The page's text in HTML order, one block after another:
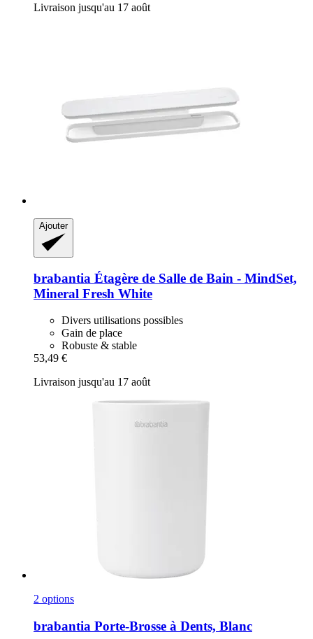
Livraison jusqu'au 17 août
Ajouter
brabantia Étagère de Salle de Bain -​ MindSet,
Mineral Fresh White
Divers utilisations possibles
Gain de place
Robuste & stable
53,49 €
Livraison jusqu'au 17 août
2 options
brabantia Porte-​Brosse à Dents, Blanc